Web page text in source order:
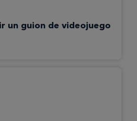
un guion de videojuego